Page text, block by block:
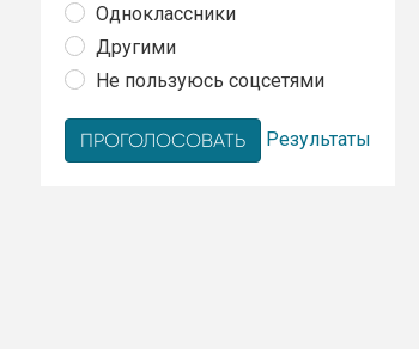
Одноклассники
Другими
Не пользуюсь соцсетями
Результаты